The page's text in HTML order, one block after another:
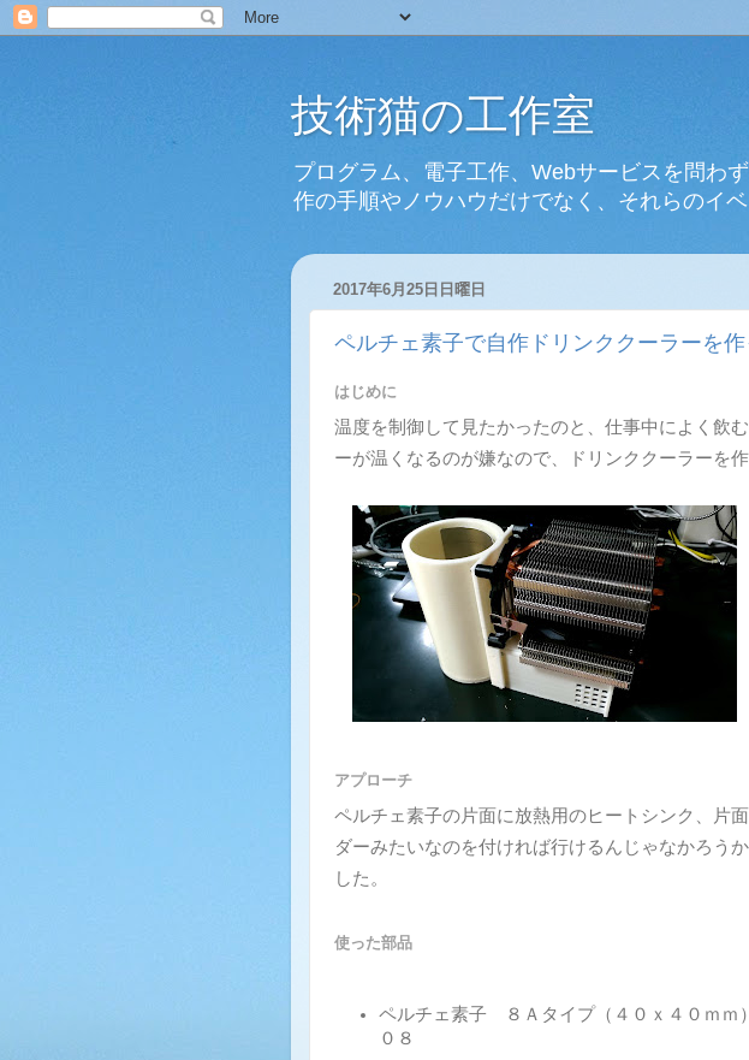
技術猫の工作室
プログラム、電子工作、Webサービスを問わ
作の手順やノウハウだけでなく、それらのイ
2017年6月25日日曜日
ペルチェ素子で自作ドリンククーラーを作
はじめに
温度を制御して見たかったのと、仕事中によく飲
ーが温くなるのが嫌なので、ドリンククーラーを作
アプローチ
ペルチェ素子の片面に放熱用のヒートシンク、片
ダーみたいなのを付ければ行けるんじゃなかろう
した。
使った部品
ペルチェ素子 ８Ａタイプ（４０ｘ４０ｍｍ
０８